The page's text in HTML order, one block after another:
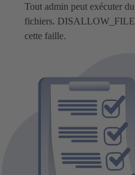
Tout admin peut exécuter
fichiers.
cette faille.